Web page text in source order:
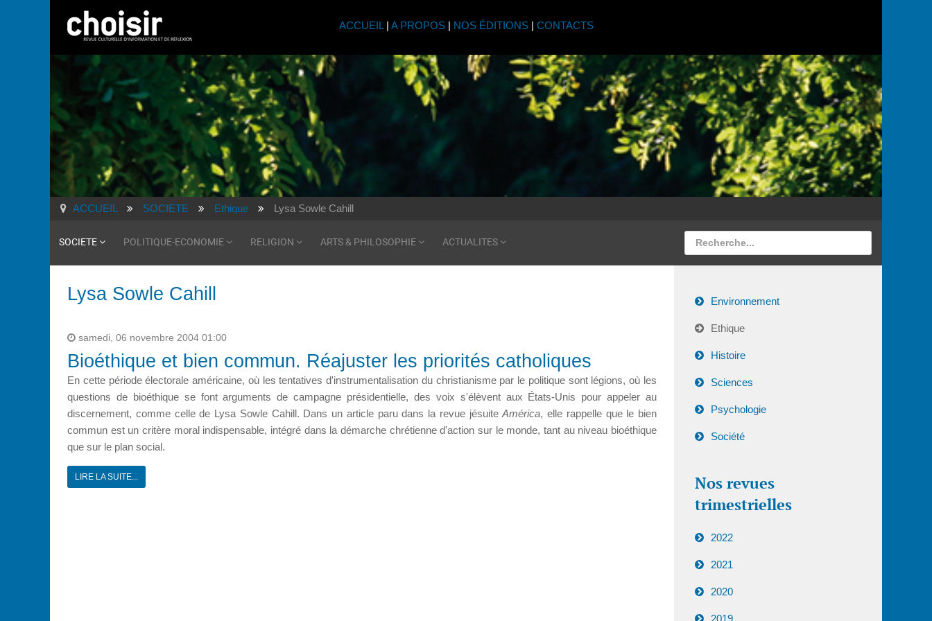
ACCUEIL | A PROPOS| NOS ÉDITIONS| CONTACTS
ACCUEIL SOCIETE Ethique Lysa Sowle Cahill
SOCIETE POLITIQUE-ECONOMIE RELIGION ARTS & PHILOSOPHIE ACTUALITES
Lysa Sowle Cahill
samedi, 06 novembre 2004 01:00
Bioéthique et bien commun. Réajuster les priorités catholiques
En cette période électorale américaine, où les tentatives d'instrumentalisation du christianisme par le politique sont légions, où les
questions de bioéthique se font arguments de campagne présidentielle, des voix s'élèvent aux États-Unis pour appeler au
discernement, comme celle de Lysa Sowle Cahill. Dans un article paru dans la revue jésuiteAmérica, elle rappelle que le bien
commun est un critère moral indispensable, intégré dans la démarche chrétienne d'action sur le monde, tant au niveau bioéthique
que sur le plan social.
LIRE LA SUITE...
Environnement
Ethique
Histoire
Sciences
Psychologie
Société
Nos revues
trimestrielles
2022
2021
2020
2019